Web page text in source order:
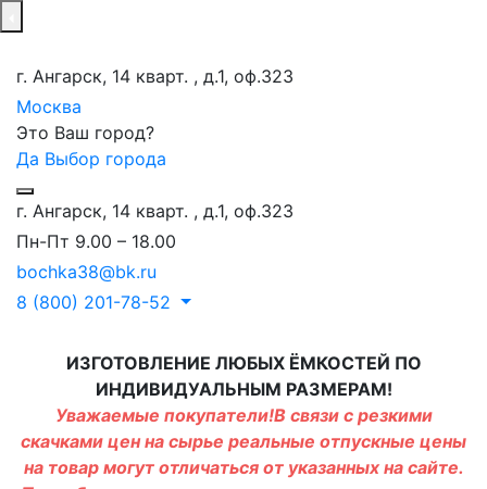
г. Ангарск, 14 кварт. , д.1, оф.323
Москва
Это Ваш город?
Да Выбор города
г. Ангарск, 14 кварт. , д.1, оф.323
Пн-Пт 9.00 – 18.00
bochka38@bk.ru
8 (800) 201-78-52
ИЗГОТОВЛЕНИЕ ЛЮБЫХ ЁМКОСТЕЙ ПО
ИНДИВИДУАЛЬНЫМ РАЗМЕРАМ!
Уважаемые покупатели!В связи с резкими
скачками цен на сырье реальные отпускные цены
на товар могут отличаться от указанных на сайте.